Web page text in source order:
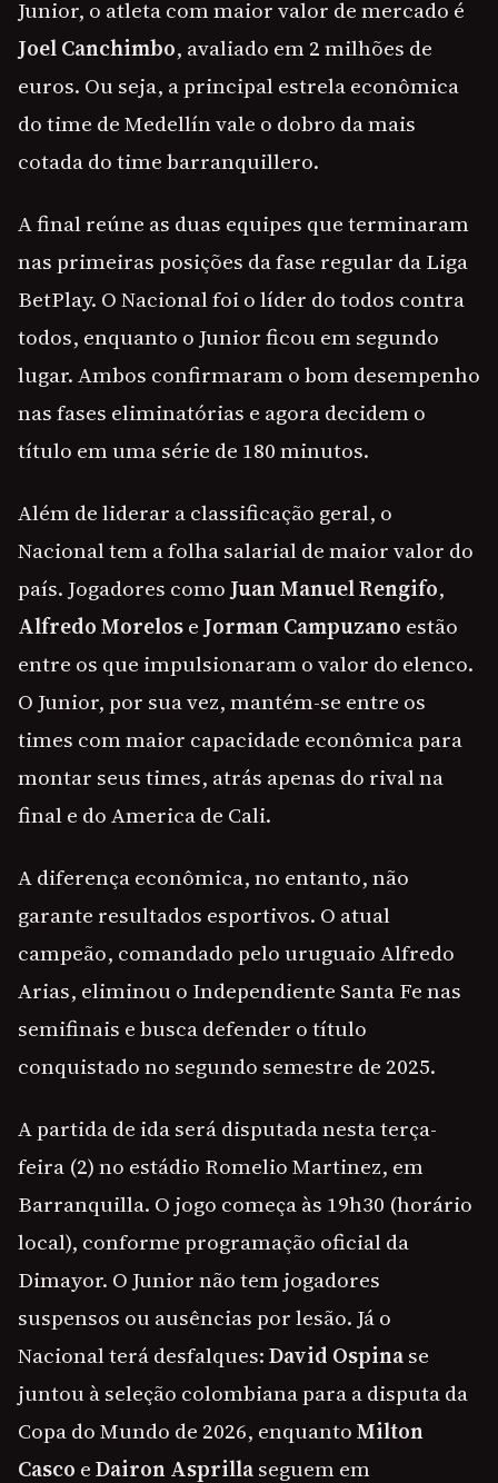
Junior, o atleta com maior valor de mercado é
Joel Canchimbo, avaliado em 2 milhões de
euros. Ou seja, a principal estrela econômica
do time de Medellín vale o dobro da mais
cotada do time barranquillero.
A final reúne as duas equipes que terminaram
nas primeiras posições da fase regular da Liga
BetPlay. O Nacional foi o líder do todos contra
todos, enquanto o Junior ficou em segundo
lugar. Ambos confirmaram o bom desempenho
nas fases eliminatórias e agora decidem o
título em uma série de 180 minutos.
Além de liderar a classificação geral, o
Nacional tem a folha salarial de maior valor do
país. Jogadores como Juan Manuel Rengifo,
Alfredo Morelose Jorman Campuzano estão
entre os que impulsionaram o valor do elenco.
O Junior, por sua vez, mantém-se entre os
times com maior capacidade econômica para
montar seus times, atrás apenas do rival na
final e do America de Cali.
A diferença econômica, no entanto, não
garante resultados esportivos. O atual
campeão, comandado pelo uruguaio Alfredo
Arias, eliminou o Independiente Santa Fe nas
semifinais e busca defender o título
conquistado no segundo semestre de 2025.
A partida de ida será disputada nesta terça-
feira (2) no estádio Romelio Martinez, em
Barranquilla. O jogo começa às 19h30 (horário
local), conforme programação oficial da
Dimayor. O Junior não tem jogadores
suspensos ou ausências por lesão. Já o
Nacional terá desfalques:David Ospinase
juntou à seleção colombiana para a disputa da
Copa do Mundo de 2026, enquantoMilton
Casco eDairon Asprillaseguem em